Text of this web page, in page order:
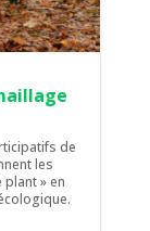
de
les
» en